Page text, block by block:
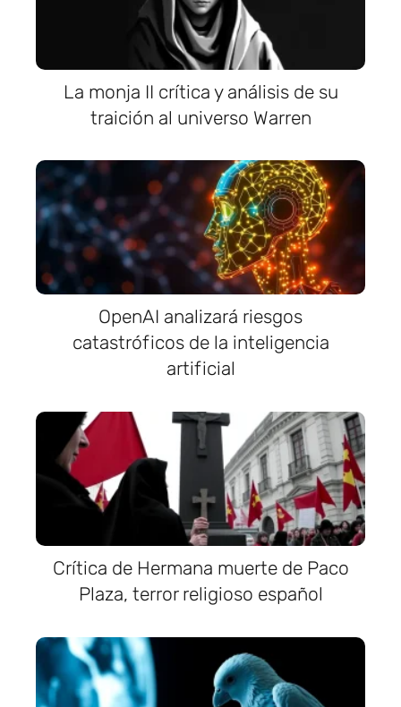
La monja II crítica y análisis de su
traición al universo Warren
OpenAI analizará riesgos
catastróficos de la inteligencia
artificial
Crítica de Hermana muerte de Paco
Plaza, terror religioso español